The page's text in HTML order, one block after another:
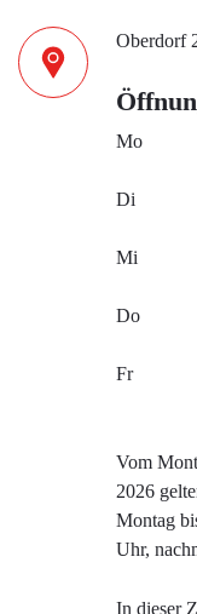
Oberdorf
Mo
Di
Mi
Do
Fr
Vom
2026
Montag
Uhr,
In dieser